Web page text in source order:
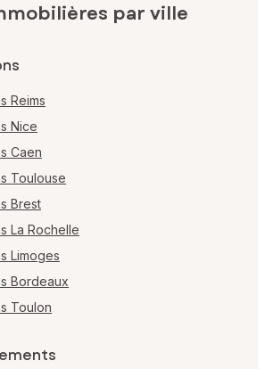
par ville
Reims
Nice
Caen
Toulouse
Brest
La Rochelle
Limoges
Bordeaux
Toulon